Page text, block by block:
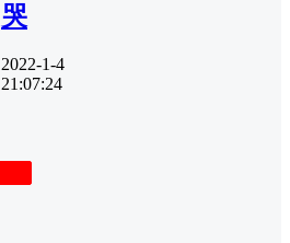
哭
2022-1-4
21:07:24